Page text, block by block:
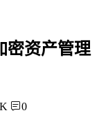
密资产管理
0